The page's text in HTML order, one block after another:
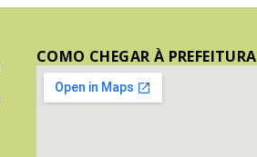
COMO CHEGAR À PREFEITURA